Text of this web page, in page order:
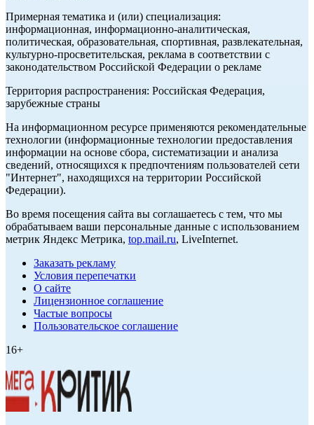
Примерная тематика и (или) специализация:
информационная, информационно-аналитическая,
политическая, образовательная, спортивная, развлекательная,
культурно-просветительская, реклама в соответствии с
законодательством Российской Федерации о рекламе
Территория распространения: Российская Федерация,
зарубежные страны
На информационном ресурсе применяются рекомендательные
технологии (информационные технологии предоставления
информации на основе сбора, систематизации и анализа
сведений, относящихся к предпочтениям пользователей сети
"Интернет", находящихся на территории Российской
Федерации).
Во время посещения сайта вы соглашаетесь с тем, что мы
обрабатываем ваши персональные данные с использованием
метрик Яндекс Метрика, top.mail.ru, LiveInternet.
Заказать рекламу
Условия перепечатки
О сайте
Лицензионное соглашение
Частые вопросы
Пользовательское соглашение
16+